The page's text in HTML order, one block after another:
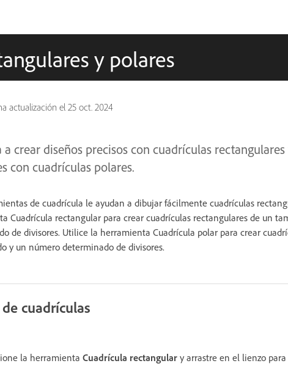
y polares
actualización el 25 oct. 2024
a crear diseños precisos con cuadrículas
con cuadrículas polares.
de cuadrícula le ayudan a dibujar fácilmente cuadrículas
Cuadrícula rectangular para crear cuadrículas rectangulares de un
de divisores. Utilice la herramienta Cuadrícula polar para crear
y un número determinado de divisores.
cuadrículas
la herramienta Cuadrícula rectangular y arrastre en el lienzo